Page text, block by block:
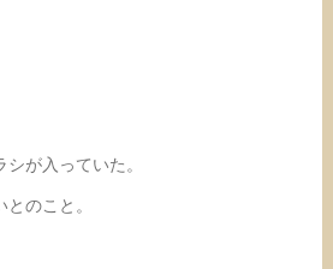
が入っていた。
のこと。